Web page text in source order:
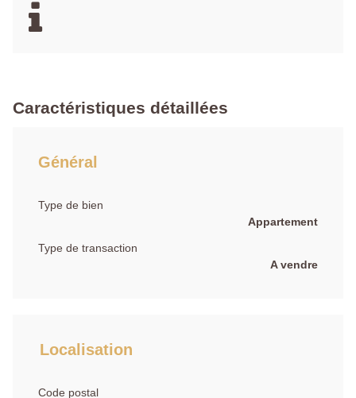
Caractéristiques détaillées
Général
Type de bien
Appartement
Type de transaction
A vendre
Localisation
Code postal